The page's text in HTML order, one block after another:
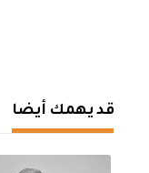
قد يهمك أيضا